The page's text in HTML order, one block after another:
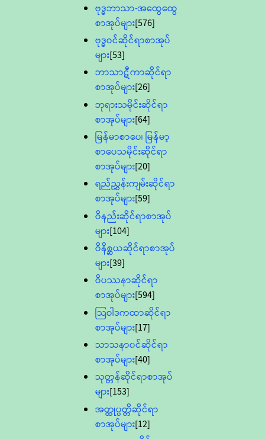
ဗုဒ္ဓဘာသာ-အထွေထွေ
စာအုပ်များ[576]
ဗုဒ္ဓဝင်ဆိုင်ရာစာအုပ်
များ[53]
ဘာသာဋီကာဆိုင်ရာ
စာအုပ်များ[26]
ဘုရားသမိုင်းဆိုင်ရာ
စာအုပ်များ[64]
မြန်မာစာပေ၊ မြန်မာ့
စာပေသမိုင်းဆိုင်ရာ
စာအုပ်များ[20]
ရည်ညွှန်းကျမ်းဆိုင်ရာ
စာအုပ်များ[59]
ဝိနည်းဆိုင်ရာစာအုပ်
များ[104]
ဝိနိစ္ဆယဆိုင်ရာစာအုပ်
များ[39]
ဝိပဿနာဆိုင်ရာ
စာအုပ်များ[594]
သြဝါဒကထာဆိုင်ရာ
စာအုပ်များ[17]
သာသနာ၀င်ဆိုင်ရာ
စာအုပ်များ[40]
သုတ္တန်ဆိုင်ရာစာအုပ်
များ[153]
အတ္ထုပ္ပတ္တိဆိုင်ရာ
စာအုပ်များ[12]